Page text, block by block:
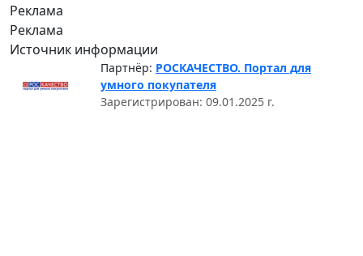
Реклама
Реклама
Источник информации
Партнёр: РОСКАЧЕСТВО. Портал для
умного покупателя
Зарегистрирован: 09.01.2025 г.